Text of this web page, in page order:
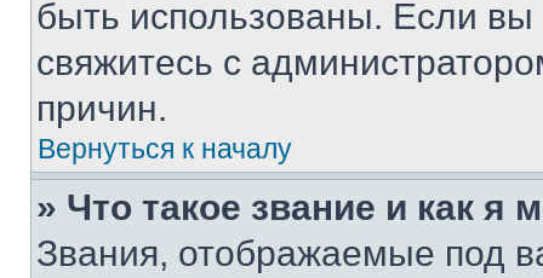
быть использованы. Если
свяжитесь с
причин.
Вернуться к началу
» Что такое звание и как я
Звания, отображаемые под